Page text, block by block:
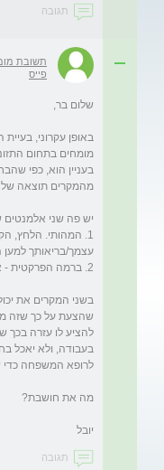
תגובה
תשובת
פייס
באופן עקרוני,
בעניין הוא, כפי
1. המהותי. הלחץ,
בשני המקרים את
שהצעת על כך שזה
להציע לו עזרה בכך
בעבודה, ולא יאכל
יובל
תגובה